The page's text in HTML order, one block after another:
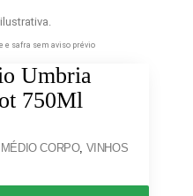
e safra sem aviso prévio
Umbria
750Ml
CORPO, VINHOS